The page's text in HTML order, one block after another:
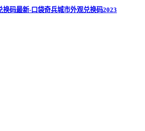
换码最新-口袋奇兵城市外观兑换码2023